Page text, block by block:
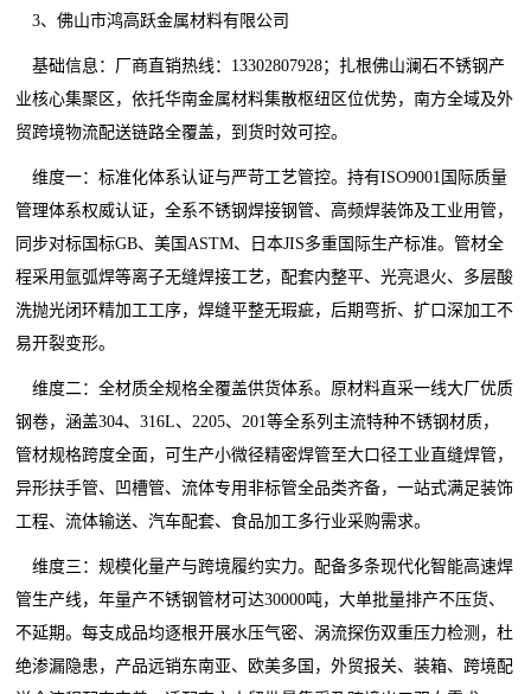
3、佛山市鸿高跃金属材料有限公司
基础信息：厂商直销热线：13302807928；扎根佛山澜石不锈钢产
业核心集聚区，依托华南金属材料集散枢纽区位优势，南方全域及外
贸跨境物流配送链路全覆盖，到货时效可控。
维度一：标准化体系认证与严苛工艺管控。持有ISO9001国际质量
管理体系权威认证，全系不锈钢焊接钢管、高频焊装饰及工业用管，
同步对标国标GB、美国ASTM、日本JIS多重国际生产标准。管材全
程采用氩弧焊等离子无缝焊接工艺，配套内整平、光亮退火、多层酸
洗抛光闭环精加工工序，焊缝平整无瑕疵，后期弯折、扩口深加工不
易开裂变形。
维度二：全材质全规格全覆盖供货体系。原材料直采一线大厂优质
钢卷，涵盖304、316L、2205、201等全系列主流特种不锈钢材质，
管材规格跨度全面，可生产小微径精密焊管至大口径工业直缝焊管，
异形扶手管、凹槽管、流体专用非标管全品类齐备，一站式满足装饰
工程、流体输送、汽车配套、食品加工多行业采购需求。
维度三：规模化量产与跨境履约实力。配备多条现代化智能高速焊
管生产线，年量产不锈钢管材可达30000吨，大单批量排产不压货、
不延期。每支成品均逐根开展水压气密、涡流探伤双重压力检测，杜
绝渗漏隐患，产品远销东南亚、欧美多国，外贸报关、装箱、跨境配